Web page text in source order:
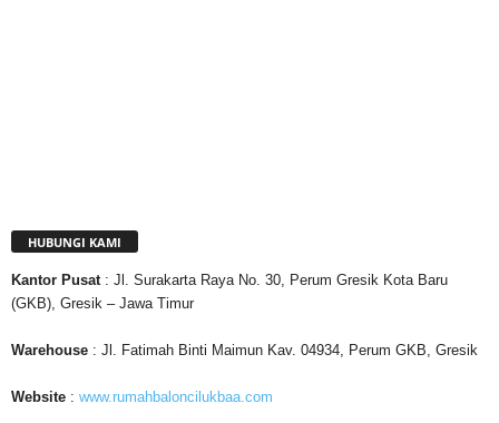
HUBUNGI KAMI
Kantor Pusat : Jl. Surakarta Raya No. 30, Perum Gresik Kota Baru
(GKB), Gresik – Jawa Timur
Warehouse : Jl. Fatimah Binti Maimun Kav. 04934, Perum GKB, Gresik
Website : www.rumahbaloncilukbaa.com